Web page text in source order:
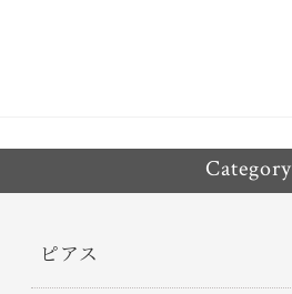
Category
ピアス